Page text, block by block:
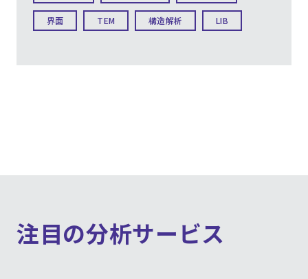
界面 TEM 構造解析 LIB
注目の分析サービス